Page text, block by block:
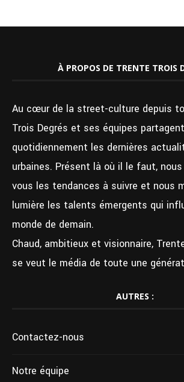
À PROPOS DE TRENTE TROIS
Au cœur de la street-culture depuis
Trois Degrés et ses équipes partagent
quotidiennement les dernières
urbaines. Présent là où il le faut,
vous les tendances à suivre et nous
lumière les talents émergents qui
monde de demain.
Chaud, ambitieux et visionnaire,
se veut le média de toute une
AUTRES :
Contactez-nous
Notre équipe